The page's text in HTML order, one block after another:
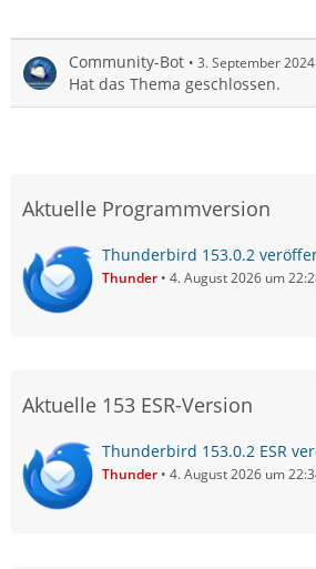
Community-Bot 3. September
Hat das Thema geschlossen.
Aktuelle Programmversion
Thunderbird 153.0.2
Thunder 4. August 2026 um
Aktuelle 153 ESR-Version
Thunderbird 153.0.2 ESR
Thunder 4. August 2026 um